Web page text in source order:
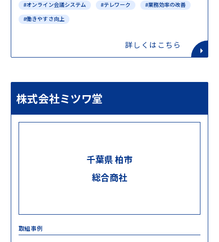
#オンライン会議システム
#テレワーク
#業務効率の改善
#働きやすさ向上
詳しくはこちら
株式会社ミツワ堂
千葉県 柏市
総合商社
取組事例